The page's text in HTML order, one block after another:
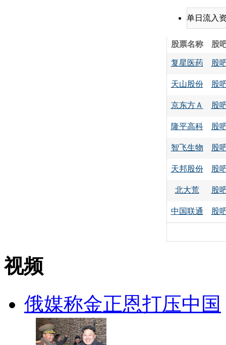
单日流入
股票名称 股
复星医药 股
天山股份 股
京东方Ａ 股
隆平高科 股
智飞生物 股
天邦股份 股
北大荒 股
中国联通 股
视频
俄媒称金正恩打压中国